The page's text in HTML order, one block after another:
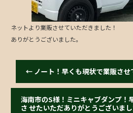
ネットより業販させていただきました！
ありがとうございました。
← ノート！早くも現状で業販させ
海南市のS様！ミニキャブダンプ！
さ せたいただありがとうございま